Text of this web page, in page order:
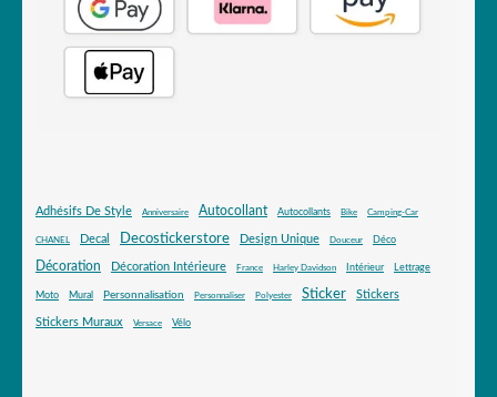
Adhésifs De Style Anniversaire Autocollant Autocollants Bike Camping-Car
CHANEL Decal Decostickerstore Design Unique Douceur Déco
Décoration Décoration Intérieure France Harley Davidson Intérieur Lettrage
Moto Mural Personnalisation Personnaliser Polyester Sticker Stickers
Stickers Muraux Versace Vélo